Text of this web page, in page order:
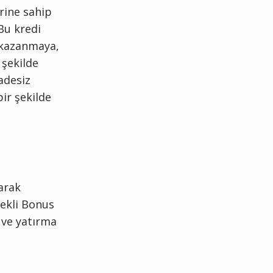
sahip
kredi
şekilde
Bonus
yatırma